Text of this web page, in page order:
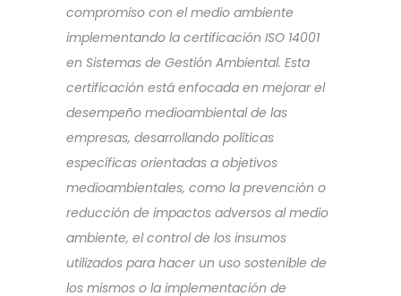
compromiso con el medio ambiente
implementando la certificación ISO 14001
en Sistemas de Gestión Ambiental. Esta
certificación está enfocada en mejorar el
desempeño medioambiental de las
empresas, desarrollando políticas
específicas orientadas a objetivos
medioambientales, como la prevención o
reducción de impactos adversos al medio
ambiente, el control de los insumos
utilizados para hacer un uso sostenible de
los mismos o la implementación de